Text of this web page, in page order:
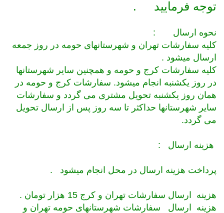
توجه فرمایید
.
نحوه ارسال
:
کلیه سفارشات تهران و شهرستانهای حومه در روز جمعه
ارسال میشود .
کلیه سفارشات کرج و حومه و همچنین سایر شهرستانها
در روز یکشنبه انجام میشود. سفارشات کرج و حومه در
همان روز یکشنبه تحویل مشتری می گردد و سفارشات
سایر شهرستانها حداکثر تا سه روز پس از ارسال تحویل
می گردد.
هزینه ارسال :
پرداخت هزینه ارسال در محل انجام میشود .
هزینه ارسال سفارشات تهران و کرج 15 هزار تومان
.
هزینه ارسال
سفارشات شهرستانهای حومه تهران و